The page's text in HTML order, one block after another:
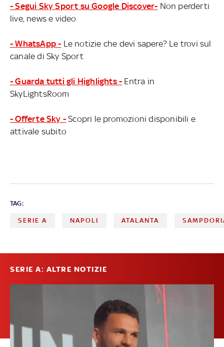
- Segui Sky Sport su Google Discover- Non perderti
live, news e video
- WhatsApp - Le notizie che devi sapere? Le trovi sul
canale di Sky Sport
- Guarda tutti gli Highlights - Entra in
SkyLightsRoom
- Offerte Sky - Scopri le promozioni disponibili e
attivale subito
TAG:
SERIE A NAPOLI ATALANTA
SERIE A: ALTRE NOTIZIE